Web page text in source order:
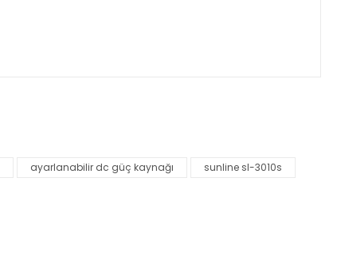
ayarlanabilir dc güç kaynağı
sunline sl-3010s